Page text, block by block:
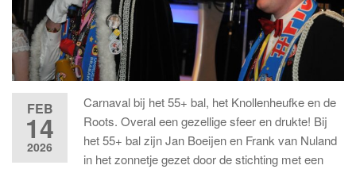
FEB
14
2026
Carnaval bij het 55+ bal, het Knollenheufke en de
Roots. Overal een gezellige sfeer en drukte! Bij
het 55+ bal zijn Jan Boeijen en Frank van Nuland
in het zonnetje gezet door de stichting met een